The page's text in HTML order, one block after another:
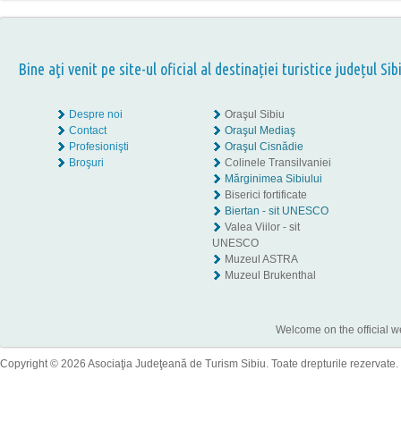
Bine aţi venit pe site-ul oficial al destinației turistice județul
Despre noi
Contact
Profesionişti
Broşuri
Oraşul Sibiu
Oraşul Mediaş
Oraşul Cisnădie
Colinele Transilvaniei
Mărginimea Sibiului
Biserici fortificate
Biertan - sit UNESCO
Valea Viilor - sit
UNESCO
Muzeul ASTRA
Muzeul Brukenthal
Welcome on the official
Copyright © 2026 Asociaţia Judeţeană de Turism Sibiu. Toate drepturile rezervate.